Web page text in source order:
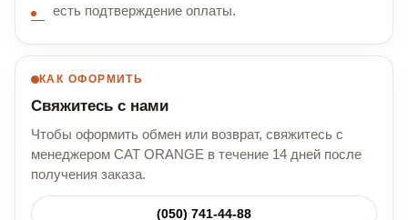
есть подтверждение оплаты.
КАК ОФОРМИТЬ
Свяжитесь с нами
Чтобы оформить обмен или возврат, свяжитесь с
менеджером CAT ORANGE в течение 14 дней после
получения заказа.
(050) 741-44-88